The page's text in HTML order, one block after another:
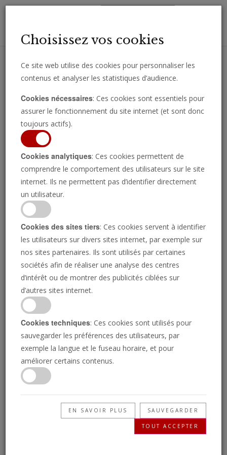
importantes directement par e-mail.
La Russie et la Chine
aiguisent leurs épées
ensemble
JEREMIAH JACQUES • 06/07/2026
L' entraînement secret des forces militaires russes
par la Chine l'année dernière a été
personnellement autorisé par le ministre de la Défense
du président Vladimir Poutine et mené avec la
participation directe d'au moins quatre généraux de
haut rang des deux nations, selon Reuters le 1er juillet.
Cet entraînement visait à faire progresser l'invasion de
l'Ukraine par la Russie et contribue à jeter les bases
d'une coopération militaire plus étroite entre la Russie
et la Chine qui, selon la prophétie biblique, va secouer
Choisissez vos cookies
Ce site web utilise des cookies pour personnaliser les
contenus et analyser les statistiques d’audience.
Cookies nécessaires: Ces cookies sont essentiels pour
assurer le fonctionnement du site internet (et sont donc
toujours actifs).
Cookies analytiques: Ces cookies permettent de
comprendre le comportement des utilisateurs sur le site
internet. Ils ne permettent pas d’identifier directement
un utilisateur.
Cookies des sites tiers: Ces cookies servent à identifier
les utilisateurs sur divers sites internet, par exemple sur
nos sites partenaires. Ils sont utilisés par certaines
sociétés afin de réaliser une analyse des centres
d’intérêt ou de montrer des publicités ciblées sur
d’autres sites internet.
Cookies techniques: Ces cookies sont utilisés pour
sauvegarder les préférences des utilisateurs, par
exemple la langue et le fuseau horaire, et pour
améliorer certains contenus.
EN SAVOIR PLUS SAUVEGARDER
TOUT ACCEPTER